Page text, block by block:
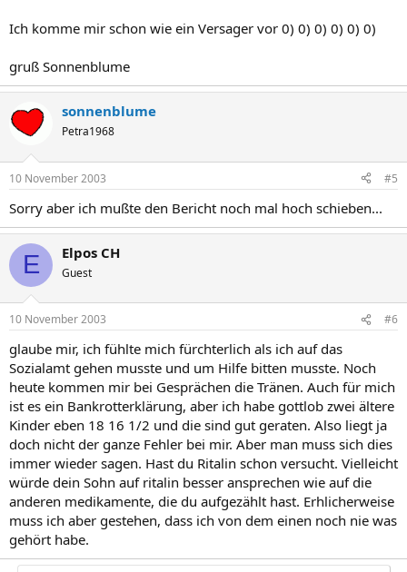
Ich komme mir schon wie ein Versager vor 0) 0) 0) 0) 0) 0)
gruß Sonnenblume
sonnenblume
Petra1968
10 November 2003 #5
Sorry aber ich mußte den Bericht noch mal hoch schieben...
E Elpos CH
Guest
10 November 2003 #6
glaube mir, ich fühlte mich fürchterlich als ich auf das
Sozialamt gehen musste und um Hilfe bitten musste. Noch
heute kommen mir bei Gesprächen die Tränen. Auch für mich
ist es ein Bankrotterklärung, aber ich habe gottlob zwei ältere
Kinder eben 18 16 1/2 und die sind gut geraten. Also liegt ja
doch nicht der ganze Fehler bei mir. Aber man muss sich dies
immer wieder sagen. Hast du Ritalin schon versucht. Vielleicht
würde dein Sohn auf ritalin besser ansprechen wie auf die
anderen medikamente, die du aufgezählt hast. Erhlicherweise
muss ich aber gestehen, dass ich von dem einen noch nie was
gehört habe.